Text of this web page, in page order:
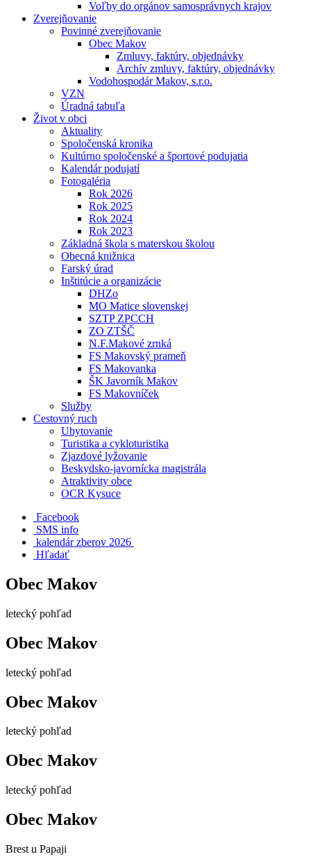
Voľby do orgánov samosprávnych krajov
Zverejňovanie
Povinné zverejňovanie
Obec Makov
Zmluvy, faktúry, objednávky
Archív zmluvy, faktúry, objednávky
Vodohospodár Makov, s.r.o.
VZN
Úradná tabuľa
Život v obci
Aktuality
Spoločenská kronika
Kultúrno spoločenské a športové podujatia
Kalendár podujatí
Fotogaléria
Rok 2026
Rok 2025
Rok 2024
Rok 2023
Základná škola s materskou školou
Obecná knižnica
Farský úrad
Inštitúcie a organizácie
DHZo
MO Matice slovenskej
SZTP ZPCCH
ZO ZTŠČ
N.F.Makové zrnká
FS Makovský prameň
FS Makovanka
ŠK Javorník Makov
FS Makovníček
Služby
Cestovný ruch
Ubytovanie
Turistika a cykloturistika
Zjazdové lyžovanie
Beskydsko-javornícka magistrála
Atraktivity obce
OCR Kysuce
Facebook
SMS info
​ kalendár zberov 2026
Hľadať
Obec Makov
letecký pohľad
Obec Makov
letecký pohľad
Obec Makov
letecký pohľad
Obec Makov
letecký pohľad
Obec Makov
Brest u Papaji